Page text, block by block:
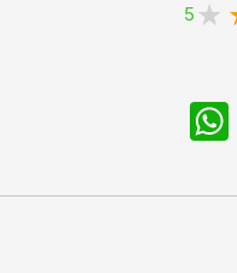
5
WhatsApp